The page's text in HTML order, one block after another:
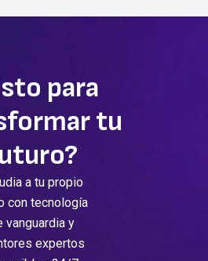
para
tu
a tu propio
con tecnología
vanguardia y
expertos
24/7.